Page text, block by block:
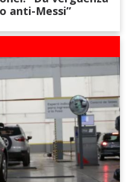
anti-Messi”